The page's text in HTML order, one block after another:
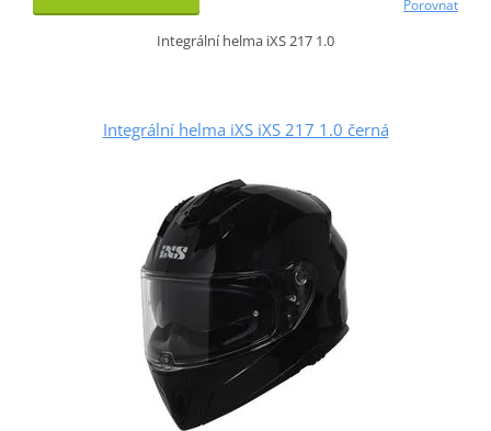
Porovnat
Integrální helma iXS 217 1.0
Integrální helma iXS iXS 217 1.0 černá